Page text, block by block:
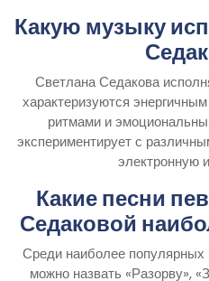
Какую музыку
Светлана Седакова
характеризуются
ритмами и
экспериментирует с
электронную
Какие песни
Седаковой
Среди наиболее
можно назвать «Разорву»,